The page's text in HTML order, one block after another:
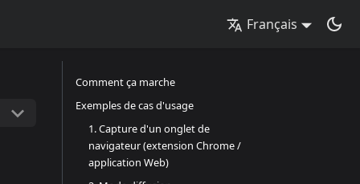
Français
Comment ça marche
Exemples de cas d'usage
1. Capture d'un onglet de
navigateur (extension Chrome /
application Web)